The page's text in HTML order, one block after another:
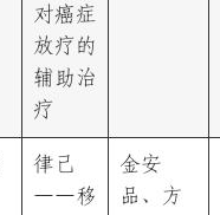
对癌症
放疗的
辅助治
疗
律己
——移
金安
品、方